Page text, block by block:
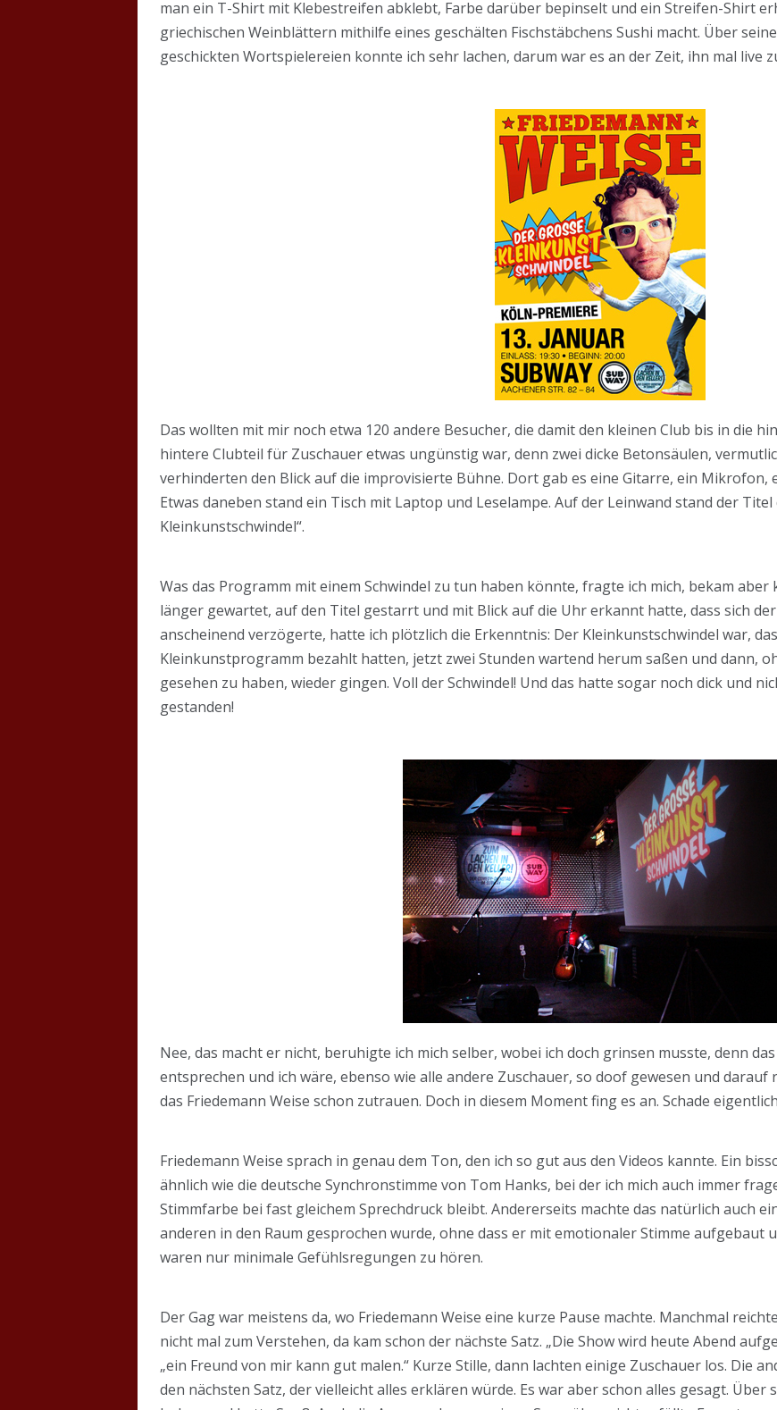
man ein T-Shirt mit Klebestreifen abklebt, Farbe darüber bepinselt und ein Streifen-Shirt
griechischen Weinblättern mithilfe eines geschälten Fischstäbchens Sushi macht. Über
geschickten Wortspielereien konnte ich sehr lachen, darum war es an der Zeit, ihn mal live
Das wollten mit mir noch etwa 120 andere Besucher, die damit den kleinen Club bis in die
hintere Clubteil für Zuschauer etwas ungünstig war, denn zwei dicke Betonsäulen,
verhinderten den Blick auf die improvisierte Bühne. Dort gab es eine Gitarre, ein Mikrofon,
Etwas daneben stand ein Tisch mit Laptop und Leselampe. Auf der Leinwand stand der
Kleinkunstschwindel“.
Was das Programm mit einem Schwindel zu tun haben könnte, fragte ich mich, bekam aber
länger gewartet, auf den Titel gestarrt und mit Blick auf die Uhr erkannt hatte, dass sich
anscheinend verzögerte, hatte ich plötzlich die Erkenntnis: Der Kleinkunstschwindel war,
Kleinkunstprogramm bezahlt hatten, jetzt zwei Stunden wartend herum saßen und dann,
gesehen zu haben, wieder gingen. Voll der Schwindel! Und das hatte sogar noch dick und
gestanden!
Nee, das macht er nicht, beruhigte ich mich selber, wobei ich doch grinsen musste, denn
entsprechen und ich wäre, ebenso wie alle andere Zuschauer, so doof gewesen und darauf
das Friedemann Weise schon zutrauen. Doch in diesem Moment fing es an. Schade
Friedemann Weise sprach in genau dem Ton, den ich so gut aus den Videos kannte. Ein
ähnlich wie die deutsche Synchronstimme von Tom Hanks, bei der ich mich auch immer
Stimmfarbe bei fast gleichem Sprechdruck bleibt. Andererseits machte das natürlich auch
anderen in den Raum gesprochen wurde, ohne dass er mit emotionaler Stimme aufgebaut
waren nur minimale Gefühlsregungen zu hören.
Der Gag war meistens da, wo Friedemann Weise eine kurze Pause machte. Manchmal
nicht mal zum Verstehen, da kam schon der nächste Satz. „Die Show wird heute Abend
„ein Freund von mir kann gut malen.“ Kurze Stille, dann lachten einige Zuschauer los. Die
den nächsten Satz, der vielleicht alles erklären würde. Es war aber schon alles gesagt.